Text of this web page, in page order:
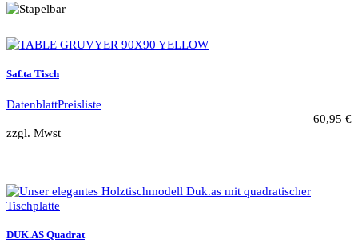
Saf.ta Tisch
DatenblattPreisliste
60,95 €
zzgl. Mwst
DUK.AS Quadrat